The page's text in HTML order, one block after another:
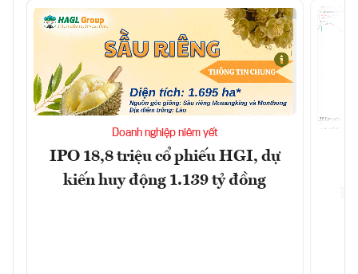
Doanh nghiệp niêm yết
IPO 18,8 triệu cổ phiếu HGI, dự
kiến huy động 1.139 tỷ đồng